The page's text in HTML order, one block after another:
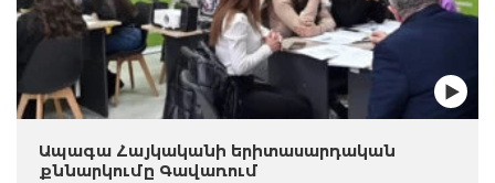
Ապագա Հայկականի երիտասարդական
քննարկումը Գավառում